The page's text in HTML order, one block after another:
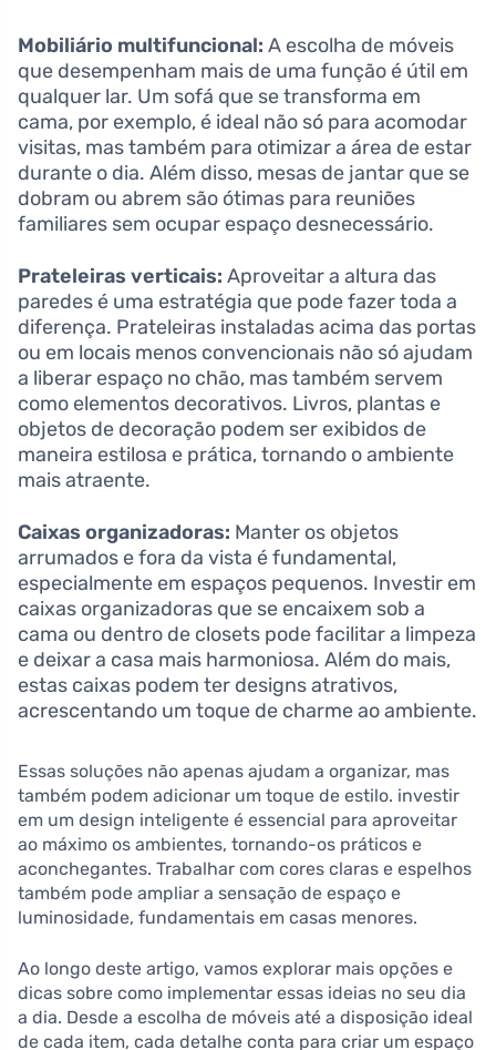
Mobiliário multifuncional: A escolha de móveis
que desempenham mais de uma função é útil em
qualquer lar. Um sofá que se transforma em
cama, por exemplo, é ideal não só para acomodar
visitas, mas também para otimizar a área de estar
durante o dia. Além disso, mesas de jantar que se
dobram ou abrem são ótimas para reuniões
familiares sem ocupar espaço desnecessário.
Prateleiras verticais: Aproveitar a altura das
paredes é uma estratégia que pode fazer toda a
diferença. Prateleiras instaladas acima das portas
ou em locais menos convencionais não só ajudam
a liberar espaço no chão, mas também servem
como elementos decorativos. Livros, plantas e
objetos de decoração podem ser exibidos de
maneira estilosa e prática, tornando o ambiente
mais atraente.
Caixas organizadoras: Manter os objetos
arrumados e fora da vista é fundamental,
especialmente em espaços pequenos. Investir em
caixas organizadoras que se encaixem sob a
cama ou dentro de closets pode facilitar a limpeza
e deixar a casa mais harmoniosa. Além do mais,
estas caixas podem ter designs atrativos,
acrescentando um toque de charme ao ambiente.
Essas soluções não apenas ajudam a organizar, mas
também podem adicionar um toque de estilo. investir
em um design inteligente é essencial para aproveitar
ao máximo os ambientes, tornando-os práticos e
aconchegantes. Trabalhar com cores claras e espelhos
também pode ampliar a sensação de espaço e
luminosidade, fundamentais em casas menores.
Ao longo deste artigo, vamos explorar mais opções e
dicas sobre como implementar essas ideias no seu dia
a dia. Desde a escolha de móveis até a disposição ideal
de cada item, cada detalhe conta para criar um espaço